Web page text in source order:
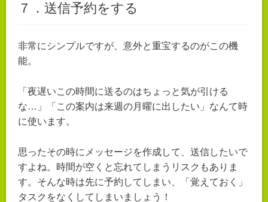
７．送信予約をする
非常にシンプルですが、意外と重宝するのがこの機
能。
「夜遅いこの時間に送るのはちょっと気が引ける
な…」「この案内は来週の月曜に出したい」なんて時
に使います。
思ったその時にメッセージを作成して、送信したいで
すよね。時間が空くと忘れてしまうリスクもありま
す。そんな時は先に予約してしまい、「覚えておく」
タスクをなくしてしまいましょう！